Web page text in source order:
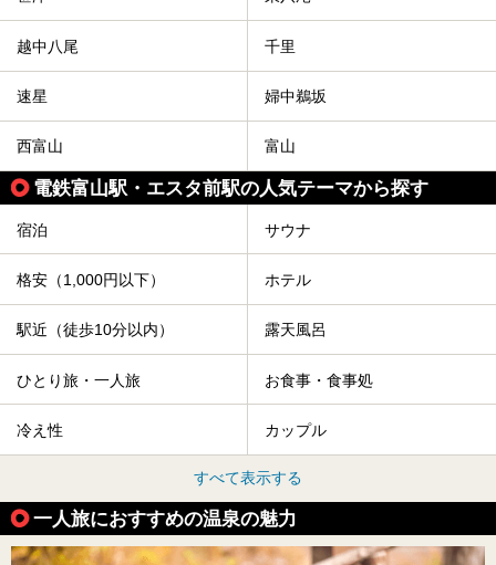
越中八尾 千里
速星 婦中鵜坂
西富山 富山
電鉄富山駅・エスタ前駅の人気テーマから探す
宿泊 サウナ
格安（1,000円以下） ホテル
駅近（徒歩10分以内） 露天風呂
ひとり旅・一人旅 お食事・食事処
冷え性 カップル
すべて表示する
一人旅におすすめの温泉の魅力